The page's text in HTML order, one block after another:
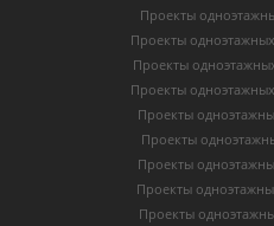
Проекты
Проекты
Проекты
Проекты
Проекты
Проекты
Проекты
Проекты
Проекты